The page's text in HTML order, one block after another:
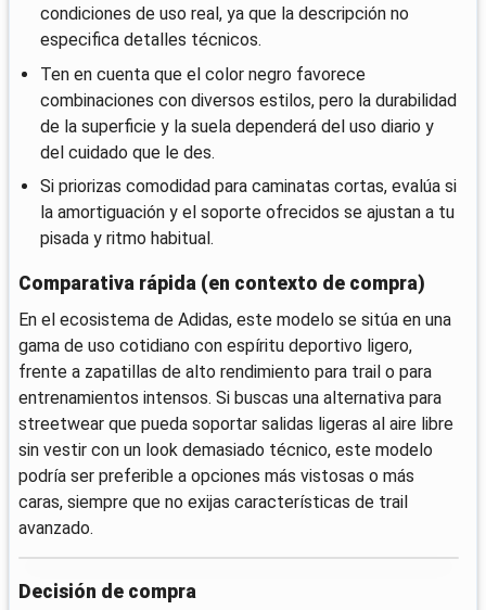
condiciones de uso real, ya que la descripción no
especifica detalles técnicos.
Ten en cuenta que el color negro favorece
combinaciones con diversos estilos, pero la durabilidad
de la superficie y la suela dependerá del uso diario y
del cuidado que le des.
Si priorizas comodidad para caminatas cortas, evalúa si
la amortiguación y el soporte ofrecidos se ajustan a tu
pisada y ritmo habitual.
Comparativa rápida (en contexto de compra)
En el ecosistema de Adidas, este modelo se sitúa en una
gama de uso cotidiano con espíritu deportivo ligero,
frente a zapatillas de alto rendimiento para trail o para
entrenamientos intensos. Si buscas una alternativa para
streetwear que pueda soportar salidas ligeras al aire libre
sin vestir con un look demasiado técnico, este modelo
podría ser preferible a opciones más vistosas o más
caras, siempre que no exijas características de trail
avanzado.
Decisión de compra